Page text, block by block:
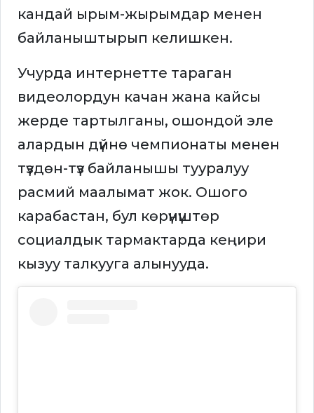
кандай ырым-жырымдар менен
байланыштырып келишкен.
Учурда интернетте тараган
видеолордун качан жана кайсы
жерде тартылганы, ошондой эле
алардын дүйнө чемпионаты менен
түздөн-түз байланышы тууралуу
расмий маалымат жок. Ошого
карабастан, бул көрүнүштөр
социалдык тармактарда кеңири
кызуу талкууга алынууда.